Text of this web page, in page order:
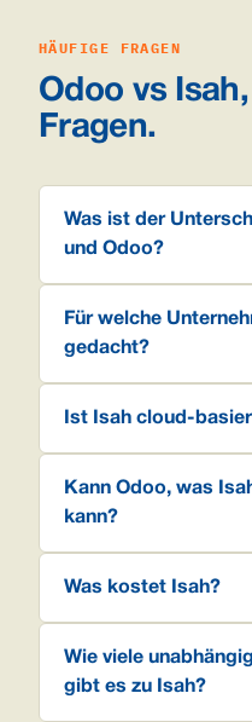
HÄUFIGE FRAGEN
Odoo vs
Fragen.
Was ist der
und Odoo?
Für welche
gedacht?
Ist Isah cloud-
Kann Odoo, was
kann?
Was kostet Isah?
Wie viele
gibt es zu Isah?